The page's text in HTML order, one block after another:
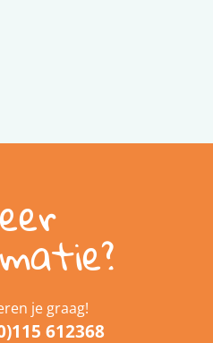
je graag!
612368